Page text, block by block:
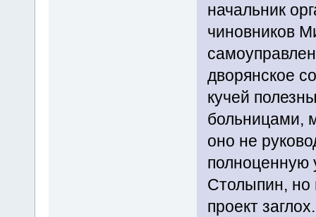
начальник
чиновников
дворянское
кучей
больницами,
оно не
полноценную
Столыпин, но
проект заглох.